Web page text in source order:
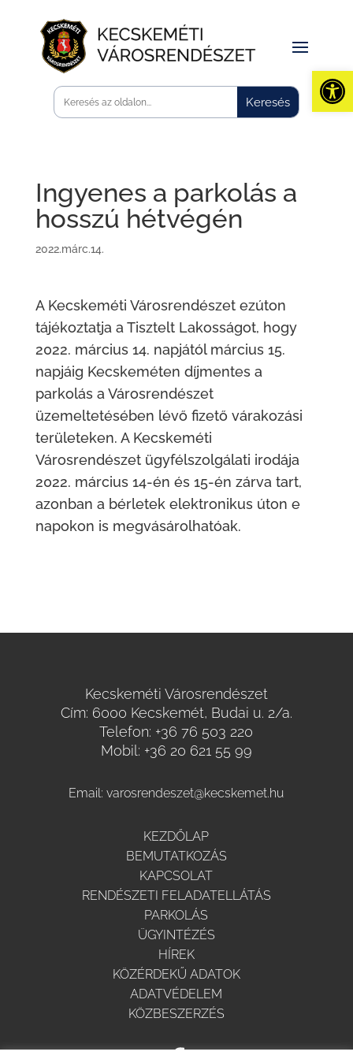
Ingyenes a parkolás a
hosszú hétvégén
2022.márc.14.
A Kecskeméti Városrendészet ezúton
tájékoztatja a Tisztelt Lakosságot, hogy
2022. március 14. napjától március 15.
napjáig Kecskeméten díjmentes a
parkolás a Városrendészet
üzemeltetésében lévő fizető várakozási
területeken. A Kecskeméti
Városrendészet ügyfélszolgálati irodája
2022. március 14-én és 15-én zárva tart,
azonban a bérletek elektronikus úton e
napokon is megvásárolhatóak.
Kecskeméti Városrendészet
Cím: 6000 Kecskemét, Budai u. 2/a.
Telefon: +36 76 503 220
Mobil: +36 20 621 55 99
Email:varosrendeszet@kecskemet.hu
KEZDŐLAP
BEMUTATKOZÁS
KAPCSOLAT
RENDÉSZETI FELADATELLÁTÁS
PARKOLÁS
ÜGYINTÉZÉS
HÍREK
KÖZÉRDEKŰ ADATOK
ADATVÉDELEM
KÖZBESZERZÉS